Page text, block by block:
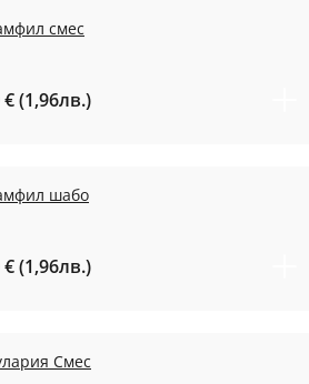
смес
€ (1,96лв.)
шабо
€ (1,96лв.)
Смес